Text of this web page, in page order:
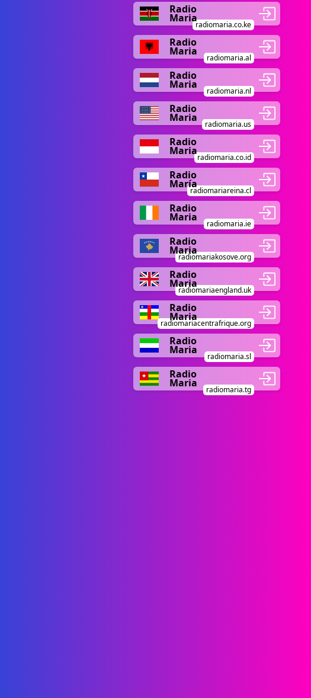
Radio
Maria
radiomaria.co.ke
Radio
Maria
radiomaria.al
Radio
Maria
radiomaria.nl
Radio
Maria
radiomaria.us
Radio
Maria
radiomaria.co.id
Radio
María
radiomariareina.cl
Radio
Maria
radiomaria.ie
Radio
Maria
radiomariakosove.org
Radio
Maria
radiomariaengland.uk
Radio
Maria
radiomariacentrafrique.org
Radio
Maria
radiomaria.sl
Radio
Maria
radiomaria.tg